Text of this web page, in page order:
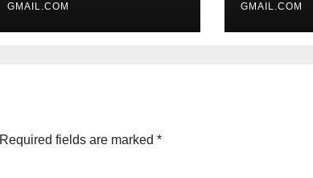
GMAIL.COM GMAIL.COM
Required fields are marked *